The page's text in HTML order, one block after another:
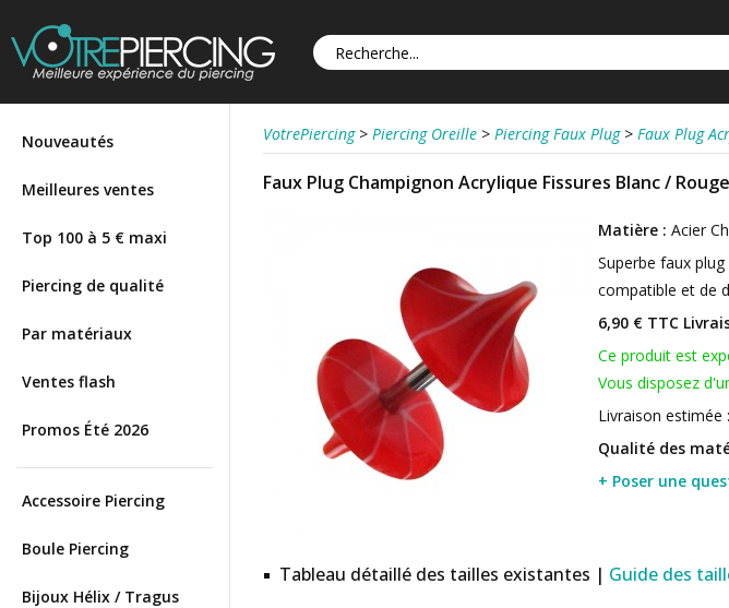
Nouveautés
Meilleures ventes
Top 100 à 5 € maxi
Piercing de qualité
Par matériaux
Ventes flash
Promos Été 2026
Accessoire Piercing
Boule Piercing
Bijoux Hélix / Tragus
VotrePiercing > Piercing Oreille > Piercing Faux Plug > Faux Plug
Faux Plug Champignon Acrylique Fissures Blanc / Rouge
Matière : Acier
Superbe faux
compatible et de
6,90 € TTC
Ce produit est
Vous disposez
Livraison estimée :
Qualité des
+ Poser une
Tableau détaillé des tailles existantes | Guide des